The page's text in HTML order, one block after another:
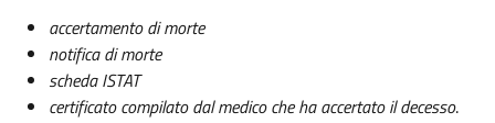
accertamento di morte
notifica di morte
scheda ISTAT
certificato compilato dal medico che ha accertato il decesso.